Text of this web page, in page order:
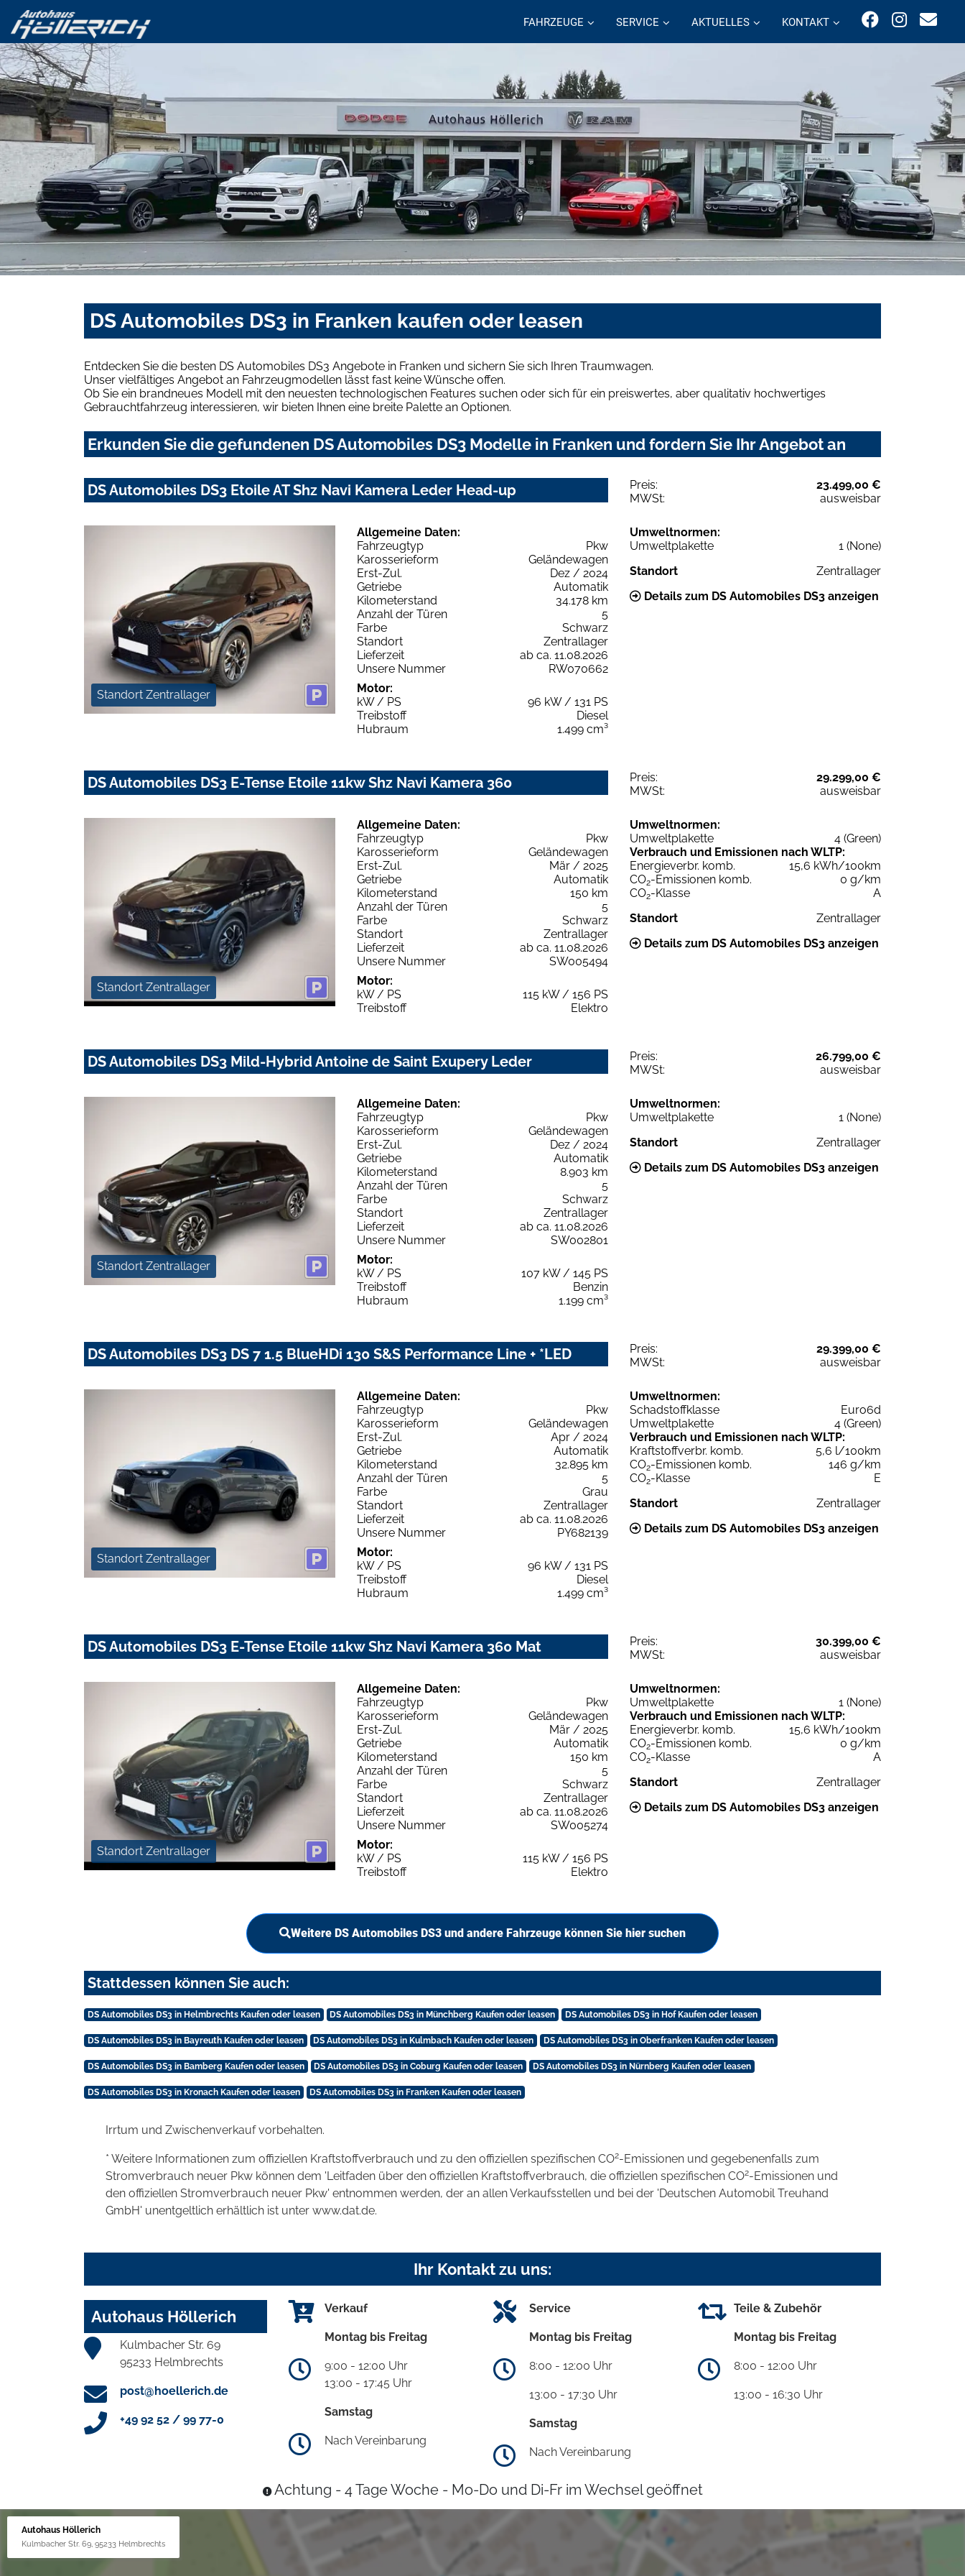
FAHRZEUGE SERVICE AKTUELLES KONTAKT
DS Automobiles DS3 in Franken kaufen oder leasen
Entdecken Sie die besten DS Automobiles DS3 Angebote in Franken und sichern Sie sich Ihren Traumwagen.
Unser vielfältiges Angebot an Fahrzeugmodellen lässt fast keine Wünsche offen.
Ob Sie ein brandneues Modell mit den neuesten technologischen Features suchen oder sich für ein preiswertes, aber qualitativ hochwertiges
Gebrauchtfahrzeug interessieren, wir bieten Ihnen eine breite Palette an Optionen.
Erkunden Sie die gefundenen DS Automobiles DS3 Modelle in Franken und fordern Sie Ihr Angebot an
DS Automobiles DS3 Etoile AT Shz Navi Kamera Leder Head-up Preis:
23.499,00 €
MWSt:
ausweisbar
Standort Zentrallager
Allgemeine Daten:
Fahrzeugtyp
Pkw
Karosserieform
Geländewagen
Erst-Zul.
Dez / 2024
Getriebe
Automatik
Kilometerstand
34.178 km
Anzahl der Türen
5
Farbe
Schwarz
Standort
Zentrallager
Lieferzeit
ab ca. 11.08.2026
Unsere Nummer
RW070662
Motor:
kW / PS
96 kW / 131 PS
Treibstoff
Diesel
Hubraum
1.499 cm³
Umweltnormen:
Umweltplakette
1 (None)
Standort
Zentrallager
Details zum DS Automobiles DS3 anzeigen
DS Automobiles DS3 E-Tense Etoile 11kw Shz Navi Kamera 360 Preis:
29.299,00 €
MWSt:
ausweisbar
Standort Zentrallager
Allgemeine Daten:
Fahrzeugtyp
Pkw
Karosserieform
Geländewagen
Erst-Zul.
Mär / 2025
Getriebe
Automatik
Kilometerstand
150 km
Anzahl der Türen
5
Farbe
Schwarz
Standort
Zentrallager
Lieferzeit
ab ca. 11.08.2026
Unsere Nummer
SW005494
Motor:
kW / PS
115 kW / 156 PS
Treibstoff
Elektro
Umweltnormen:
Umweltplakette
4 (Green)
Verbrauch und Emissionen nach WLTP:
Energieverbr. komb.
15,6 kWh/100km
CO2-Emissionen komb.
0 g/km
CO2-Klasse
A
Standort
Zentrallager
Details zum DS Automobiles DS3 anzeigen
DS Automobiles DS3 Mild-Hybrid Antoine de Saint Exupery Leder Preis:
26.799,00 €
MWSt:
ausweisbar
Standort Zentrallager
Allgemeine Daten:
Fahrzeugtyp
Pkw
Karosserieform
Geländewagen
Erst-Zul.
Dez / 2024
Getriebe
Automatik
Kilometerstand
8.903 km
Anzahl der Türen
5
Farbe
Schwarz
Standort
Zentrallager
Lieferzeit
ab ca. 11.08.2026
Unsere Nummer
SW002801
Motor:
kW / PS
107 kW / 145 PS
Treibstoff
Benzin
Hubraum
1.199 cm³
Umweltnormen:
Umweltplakette
1 (None)
Standort
Zentrallager
Details zum DS Automobiles DS3 anzeigen
DS Automobiles DS3 DS 7 1.5 BlueHDi 130 S&S Performance Line + *LED Preis:
29.399,00 €
MWSt:
ausweisbar
Standort Zentrallager
Allgemeine Daten:
Fahrzeugtyp
Pkw
Karosserieform
Geländewagen
Erst-Zul.
Apr / 2024
Getriebe
Automatik
Kilometerstand
32.895 km
Anzahl der Türen
5
Farbe
Grau
Standort
Zentrallager
Lieferzeit
ab ca. 11.08.2026
Unsere Nummer
PY682139
Motor:
kW / PS
96 kW / 131 PS
Treibstoff
Diesel
Hubraum
1.499 cm³
Umweltnormen:
Schadstoffklasse
Euro6d
Umweltplakette
4 (Green)
Verbrauch und Emissionen nach WLTP:
Kraftstoffverbr. komb.
5,6 l/100km
CO2-Emissionen komb.
146 g/km
CO2-Klasse
E
Standort
Zentrallager
Details zum DS Automobiles DS3 anzeigen
DS Automobiles DS3 E-Tense Etoile 11kw Shz Navi Kamera 360 Mat Preis:
30.399,00 €
MWSt:
ausweisbar
Standort Zentrallager
Allgemeine Daten:
Fahrzeugtyp
Pkw
Karosserieform
Geländewagen
Erst-Zul.
Mär / 2025
Getriebe
Automatik
Kilometerstand
150 km
Anzahl der Türen
5
Farbe
Schwarz
Standort
Zentrallager
Lieferzeit
ab ca. 11.08.2026
Unsere Nummer
SW005274
Motor:
kW / PS
115 kW / 156 PS
Treibstoff
Elektro
Umweltnormen:
Umweltplakette
1 (None)
Verbrauch und Emissionen nach WLTP:
Energieverbr. komb.
15,6 kWh/100km
CO2-Emissionen komb.
0 g/km
CO2-Klasse
A
Standort
Zentrallager
Details zum DS Automobiles DS3 anzeigen
Weitere DS Automobiles DS3 und andere Fahrzeuge können Sie hier suchen
Stattdessen können Sie auch:
DS Automobiles DS3 in Helmbrechts Kaufen oder leasen DS Automobiles DS3 in Münchberg Kaufen oder leasen DS Automobiles DS3 in Hof Kaufen oder leasen
DS Automobiles DS3 in Bayreuth Kaufen oder leasen DS Automobiles DS3 in Kulmbach Kaufen oder leasen DS Automobiles DS3 in Oberfranken Kaufen oder leasen
DS Automobiles DS3 in Bamberg Kaufen oder leasen DS Automobiles DS3 in Coburg Kaufen oder leasen DS Automobiles DS3 in Nürnberg Kaufen oder leasen
DS Automobiles DS3 in Kronach Kaufen oder leasen DS Automobiles DS3 in Franken Kaufen oder leasen
Irrtum und Zwischenverkauf vorbehalten.
* Weitere Informationen zum offiziellen Kraftstoffverbrauch und zu den offiziellen spezifischen CO2-Emissionen und gegebenenfalls zum
Stromverbrauch neuer Pkw können dem 'Leitfaden über den offiziellen Kraftstoffverbrauch, die offiziellen spezifischen CO2-Emissionen und
den offiziellen Stromverbrauch neuer Pkw' entnommen werden, der an allen Verkaufsstellen und bei der 'Deutschen Automobil Treuhand
GmbH' unentgeltlich erhältlich ist unter www.dat.de.
Ihr Kontakt zu uns:
Autohaus Höllerich
Kulmbacher Str. 69
95233 Helmbrechts
post@hoellerich.de
+49 92 52 / 99 77-0
Verkauf
Montag bis Freitag
9:00 - 12:00 Uhr
13:00 - 17:45 Uhr
Samstag
Nach Vereinbarung
Service
Montag bis Freitag
8:00 - 12:00 Uhr
13:00 - 17:30 Uhr
Samstag
Nach Vereinbarung
Teile & Zubehör
Montag bis Freitag
8:00 - 12:00 Uhr
13:00 - 16:30 Uhr
Achtung - 4 Tage Woche - Mo-Do und Di-Fr im Wechsel geöffnet
Autohaus Höllerich
Kulmbacher Str. 69, 95233 Helmbrechts